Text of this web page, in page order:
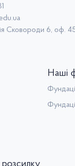
Сковороди 6, оф.
Наші
розсилку